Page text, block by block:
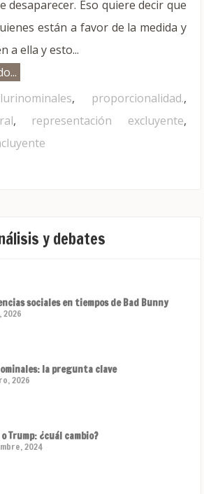
desaparecer. Eso quiere decir que
están a favor de la medida y
a ella y esto...
, proporcionalidad.,
, representación excluyente,
y debates
sociales en tiempos de Bad Bunny
2026
la pregunta clave
2026
Trump: ¿cuál cambio?
2024